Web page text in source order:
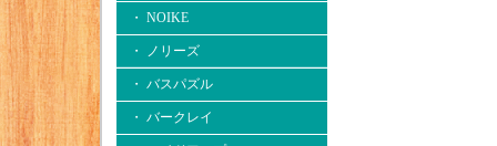
・ NOIKE
・ ノリーズ
・ バスパズル
・ バークレイ